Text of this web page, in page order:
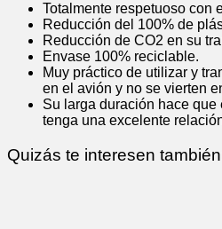
Totalmente respetuoso con
Reducción del 100% de
Reducción de CO2 en su
Envase 100% reciclable.
Muy práctico de utilizar y
en el avión y no se vierten
Su larga duración hace
tenga una excelente
Quizás te interesen